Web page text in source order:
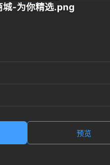
城-为你精选.png
预览